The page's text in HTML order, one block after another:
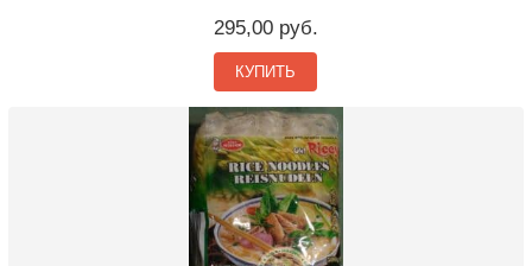
295,00 руб.
КУПИТЬ